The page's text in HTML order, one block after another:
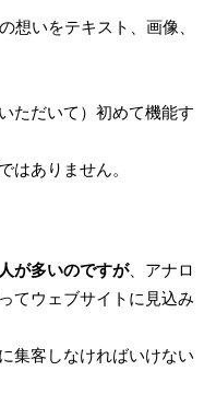
想いをテキスト、画像、
ただいて）初めて機能す
はありません。
が多いのですが、アナロ
てウェブサイトに見込み
集客しなければいけない